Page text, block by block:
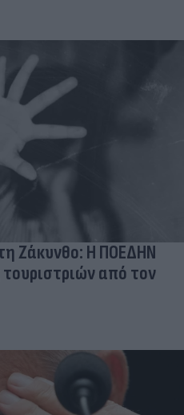
Ζάκυνθο: Η ΠΟΕΔΗΝ
από τον